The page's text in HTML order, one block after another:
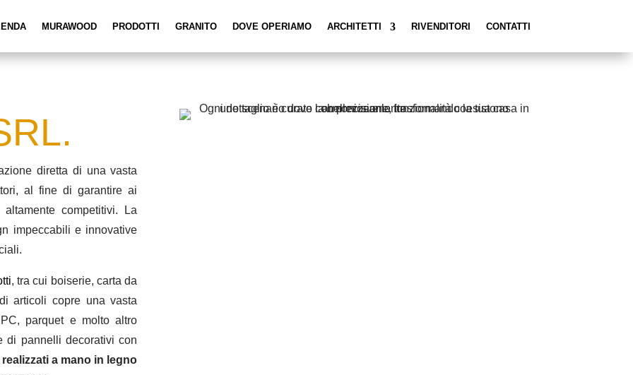
MURAWOOD PRODOTTI GRANITO DOVE OPERIAMO ARCHITETTI RIVENDITORI CONTATTI
diretta di una vasta
al fine di garantire ai
competitivi. La
impeccabili e innovative
, tra cui boiserie, carta da
articoli copre una vasta
parquet e molto altro
di pannelli decorativi con
a mano in legno